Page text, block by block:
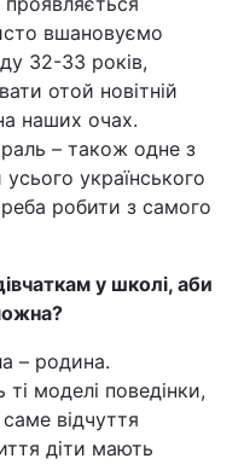
вшановуємо
32-33 років,
отой новітній
наших очах.
– також одне з
українського
робити з самого
у школі, аби
– родина.
ті моделі поведінки,
саме відчуття
діти мають